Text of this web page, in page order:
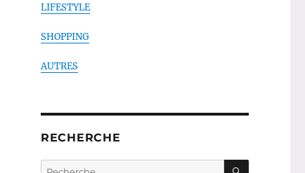
LIFESTYLE
SHOPPING
AUTRES
RECHERCHE
Recherche